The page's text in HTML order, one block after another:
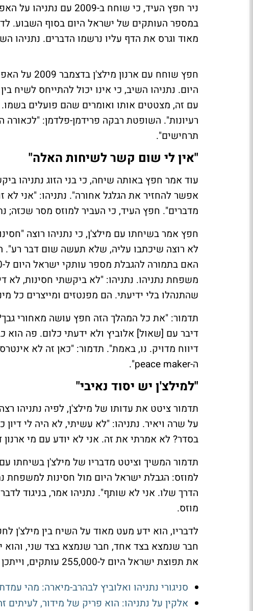
ניר חפץ העיד, כי שוחח
במספר העותקים של ישראל היום בסוף השבוע.
מאוד וגרס את הדף עליו נרשמו הדברים. נתניהו
חפץ שוחח
היום. נתניהו השיב, כי אינו יכול להתייחס לשיח
עם זה, מצטטים אותו ואומרים שהם פועלים
רעיונות". השופטת רבקה פרידמן-פלדמן: "לכאורה
תרחישים".
"אין לי שום קשר לשיחות האלה"
עוד אמר חפץ באותה שיחה, כי בני הזוג נתניהו
אפשר להחזיר את הגלגל אחורה". נתניהו: "אני לא
מדברים". חפץ העיד, כי העביר למוזס מסר שכזה;
חפץ אמר בשיחתו עם מילצ'ן, כי נתניהו רוצה
לא רוצה שיכתבו עליה, שלא תעשה שום דבר רע".
משפחת נתניהו. נתניהו: "לא ביקשתי חסינות, לא
שהתנהלו בלי ידיעתי. הם מפנטזים ומייצרים כל
תדמור: "את כל המהלך הזה חפץ עושה מאחורי
דיבר עם [שאול] אלוביץ ולא ידעתי כלום. פה הוא
דיווח מדויק. נו, באמת". תדמור: "כאן זה לא
ה-peace maker
".
"למילצ'ן יש יסוד נאיבי"
תדמור ציטט את עדותו של מילצ'ן, לפיה נתניהו
על שרה ויאיר. נתניהו: "לא עשיתי, לא היה לי דיון
בסדר? לא אמרתי את זה. אני לא יודע עם מי
תדמור המשיך וציטט מדבריו של מילצ'ן בשיחתו
למוזס: הגבלת ישראל היום מול חסינות למשפחת
הדרך שלו. אני לא שותף". נתניהו אמר, בניגוד
מוזס.
לדבריו, הוא ידע מעט מאוד על השיח בין מילצ'ן
חבר שנמצא בצד אחד, חבר שנמצא בצד שני, והוא
את תפוצת ישראל היום ל-255,000 עותקים, וייתכן ששייך זאת לכשלון המגעים עם מוזס.
סניגורי נתניהו ואלוביץ לבהרב-מיארה: מהי
אלקין על נתניהו: הוא פריק של מידור, לעיתים